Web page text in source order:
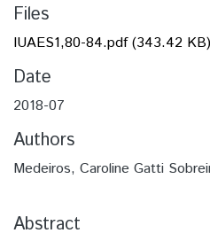
Files
IUAES1,80-84.pdf(343.42 KB)
Date
2018-07
Authors
Medeiros, Caroline Gatti
Abstract